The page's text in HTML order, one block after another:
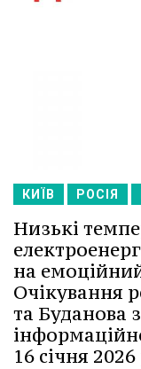
КИЇВ РОСІЯ
Низькі
на
Очікування
та Буданова
16 січня